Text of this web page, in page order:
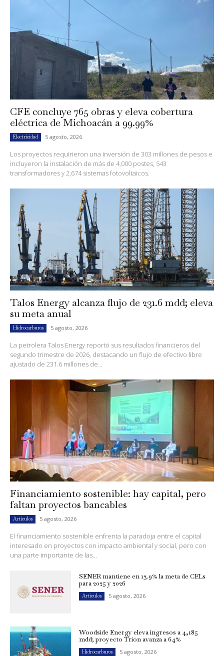
CFE concluye 765 obras y eleva cobertura
eléctrica de Michoacán a 99.99%
Electricidad 5 agosto, 2026
Los proyectos requirieron una inversión de 303 millones de pesos e
incluyeron la instalación de más de 4,000 postes, 543
transformadores y 2,674 sistemas fotovoltaicos.
Talos Energy alcanza flujo de 231.6 mdd; eleva
su meta anual
Hidrocarburos 5 agosto, 2026
La petrolera Talos Energy reportó sus resultados financieros del
segundo trimestre de 2026, destacando un flujo de efectivo libre
ajustado de 231.6 millones de...
Financiamiento sostenible: hay capital, pero
faltan proyectos bancables
Artículos 5 agosto, 2026
El financiamiento sostenible enfrenta la paradoja entre el capital
interesado en proyectos con impacto ambiental y social, pero con
una parte importante de las...
SENER mantiene en 13.9% la meta de CELs
para 2025 y 2026
Artículos 5 agosto, 2026
Woodside Energy eleva ingresos a 4,185
mdd; proyecto Trion avanza a 64%
Hidrocarburos 5 agosto, 2026